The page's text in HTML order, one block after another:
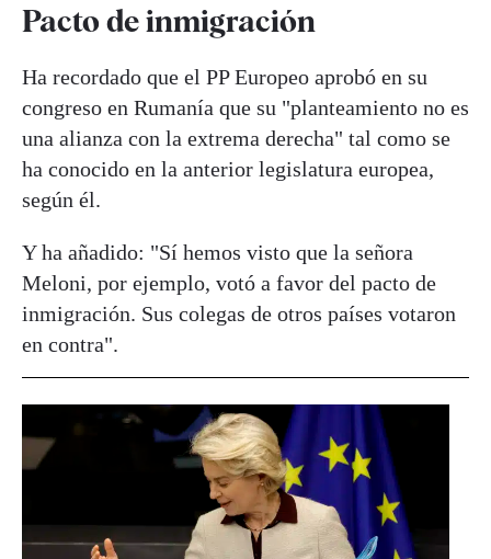
Pacto de inmigración
Ha recordado que el PP Europeo aprobó en su
congreso en Rumanía que su "planteamiento no es
una alianza con la extrema derecha" tal como se
ha conocido en la anterior legislatura europea,
según él.
Y ha añadido: "Sí hemos visto que la señora
Meloni, por ejemplo, votó a favor del pacto de
inmigración. Sus colegas de otros países votaron
en contra".